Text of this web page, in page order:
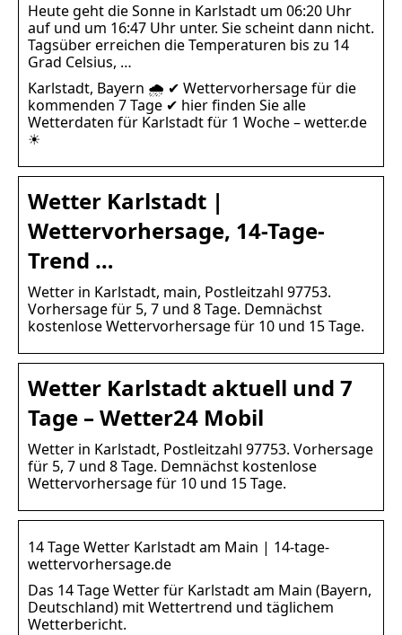
Heute geht die Sonne in Karlstadt um 06:20 Uhr
auf und um 16:47 Uhr unter. Sie scheint dann nicht.
Tagsüber erreichen die Temperaturen bis zu 14
Grad Celsius, …
Karlstadt, Bayern 🌧️ ✔ Wettervorhersage für die
kommenden 7 Tage ✔ hier finden Sie alle
Wetterdaten für Karlstadt für 1 Woche – wetter.de
☀
Wetter Karlstadt |
Wettervorhersage, 14-Tage-
Trend …
Wetter in Karlstadt, main, Postleitzahl 97753.
Vorhersage für 5, 7 und 8 Tage. Demnächst
kostenlose Wettervorhersage für 10 und 15 Tage.
Wetter Karlstadt aktuell und 7
Tage – Wetter24 Mobil
Wetter in Karlstadt, Postleitzahl 97753. Vorhersage
für 5, 7 und 8 Tage. Demnächst kostenlose
Wettervorhersage für 10 und 15 Tage.
14 Tage Wetter Karlstadt am Main | 14-tage-
wettervorhersage.de
Das 14 Tage Wetter für Karlstadt am Main (Bayern,
Deutschland) mit Wettertrend und täglichem
Wetterbericht.